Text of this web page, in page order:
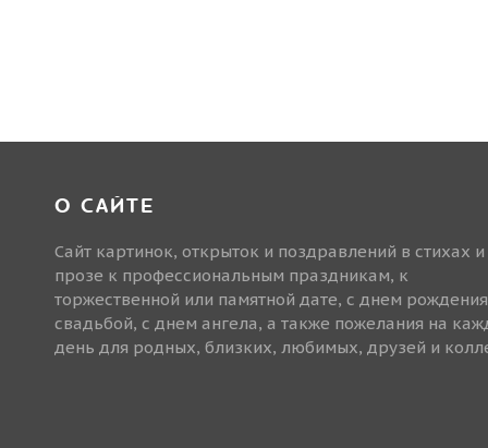
О САЙТЕ
Сайт картинок, открыток и поздравлений в стихах и
прозе к профессиональным праздникам, к
торжественной или памятной дате, с днем
свадьбой, с днем ангела, а также пожелания на
день для родных, близких, любимых, друзей и